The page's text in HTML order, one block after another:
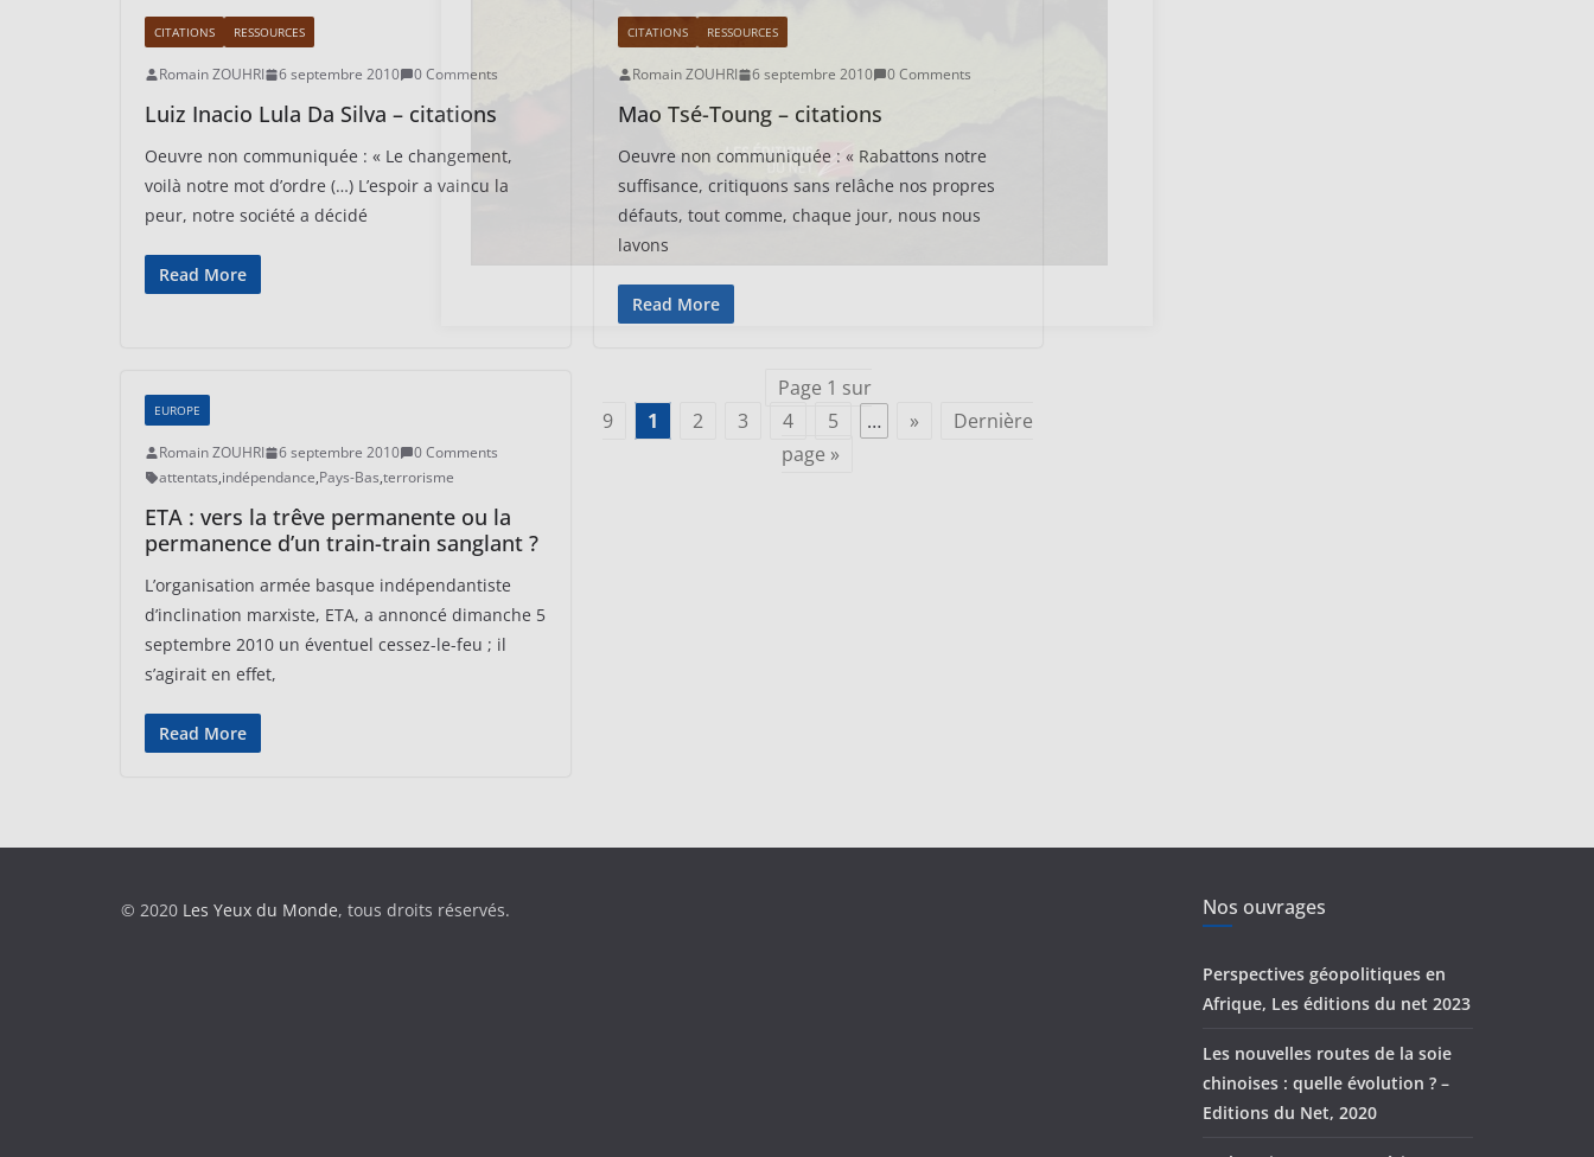
CITATIONS RESSOURCES
Romain ZOUHRI 6 septembre 2010 0 Comments
Luiz Inacio Lula Da Silva – citations
Oeuvre non communiquée : « Le changement,
voilà notre mot d’ordre (…) L’espoir a vaincu la
peur, notre société a décidé
Read More
CITATIONS RESSOURCES
Romain ZOUHRI 6 septembre 2010 0 Comments
Mao Tsé-Toung – citations
Oeuvre non communiquée : « Rabattons notre
suffisance, critiquons sans relâche nos propres
défauts, tout comme, chaque jour, nous nous
lavons
Read More
EUROPE
Romain ZOUHRI 6 septembre 2010
0 Comments
attentats,indépendance,Pays-Bas,terrorisme
ETA : vers la trêve permanente ou la
permanence d’un train-train sanglant ?
L’organisation armée basque indépendantiste
d’inclination marxiste, ETA, a annoncé dimanche 5
septembre 2010 un éventuel cessez-le-feu ; il
s’agirait en effet,
Read More
Page 1 sur
9
1 2 3 4 5 … »
Dernière
page »
© 2020 Les Yeux du Monde, tous droits réservés. Nos ouvrages
Perspectives géopolitiques en
Afrique, Les éditions du net 2023
Les nouvelles routes de la soie
chinoises : quelle évolution ? –
Editions du Net, 2020